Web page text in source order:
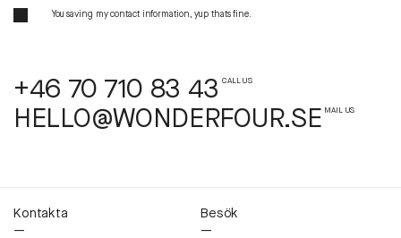
You saving my contact information, yup thats fine.
+46 70 710 83 43CALL US
HELLO@WONDERFOUR.SEMAIL US
Kontakta
—
Besök
—